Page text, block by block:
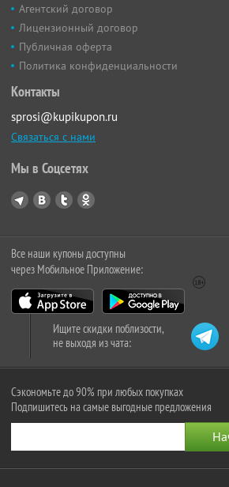
Агентский договор
Лицензионный договор
Публичная оферта
Политика конфиденциальности
Контакты
sprosi@kupikupon.ru
Связаться с нами
Мы в Соцсетях
Все наши купоны доступны
через Мобильное Приложение:
Ищите скидки поблизости,
не выходя из чата:
Сэкономьте до 90% при любых покупках
Подпишитесь на самые выгодные предложения